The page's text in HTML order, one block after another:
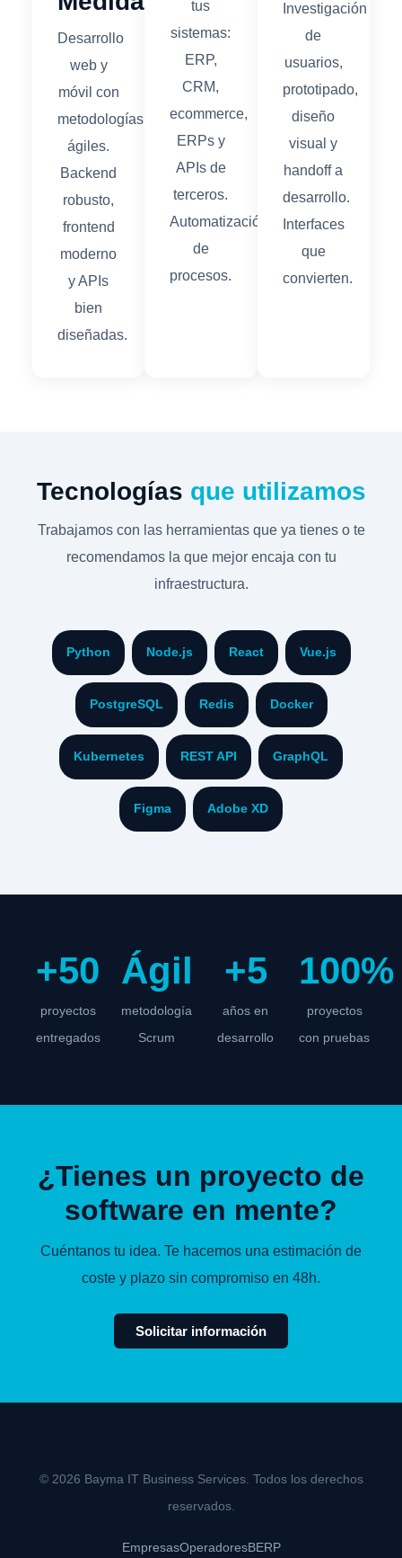
Desarrollo
web y
móvil con
metodologías
ágiles.
Backend
robusto,
frontend
moderno
y APIs
bien
diseñadas.
tus
sistemas:
ERP,
CRM,
ecommerce,
ERPs y
APIs de
terceros.
Automatización
de
procesos.
Investigación
de
usuarios,
prototipado,
diseño
visual y
handoff a
desarrollo.
Interfaces
que
convierten.
Tecnologías que utilizamos
Trabajamos con las herramientas que ya tienes o te
recomendamos la que mejor encaja con tu
infraestructura.
Python Node.js React Vue.js
PostgreSQL Redis Docker
Kubernetes REST API GraphQL
Figma Adobe XD
+50
proyectos
entregados
Ágil
metodología
Scrum
+5
años en
desarrollo
100%
proyectos
con pruebas
¿Tienes un proyecto de
software en mente?
Cuéntanos tu idea. Te hacemos una estimación de
coste y plazo sin compromiso en 48h.
Solicitar información
© 2026 Bayma IT Business Services. Todos los derechos
reservados.
EmpresasOperadoresBERP